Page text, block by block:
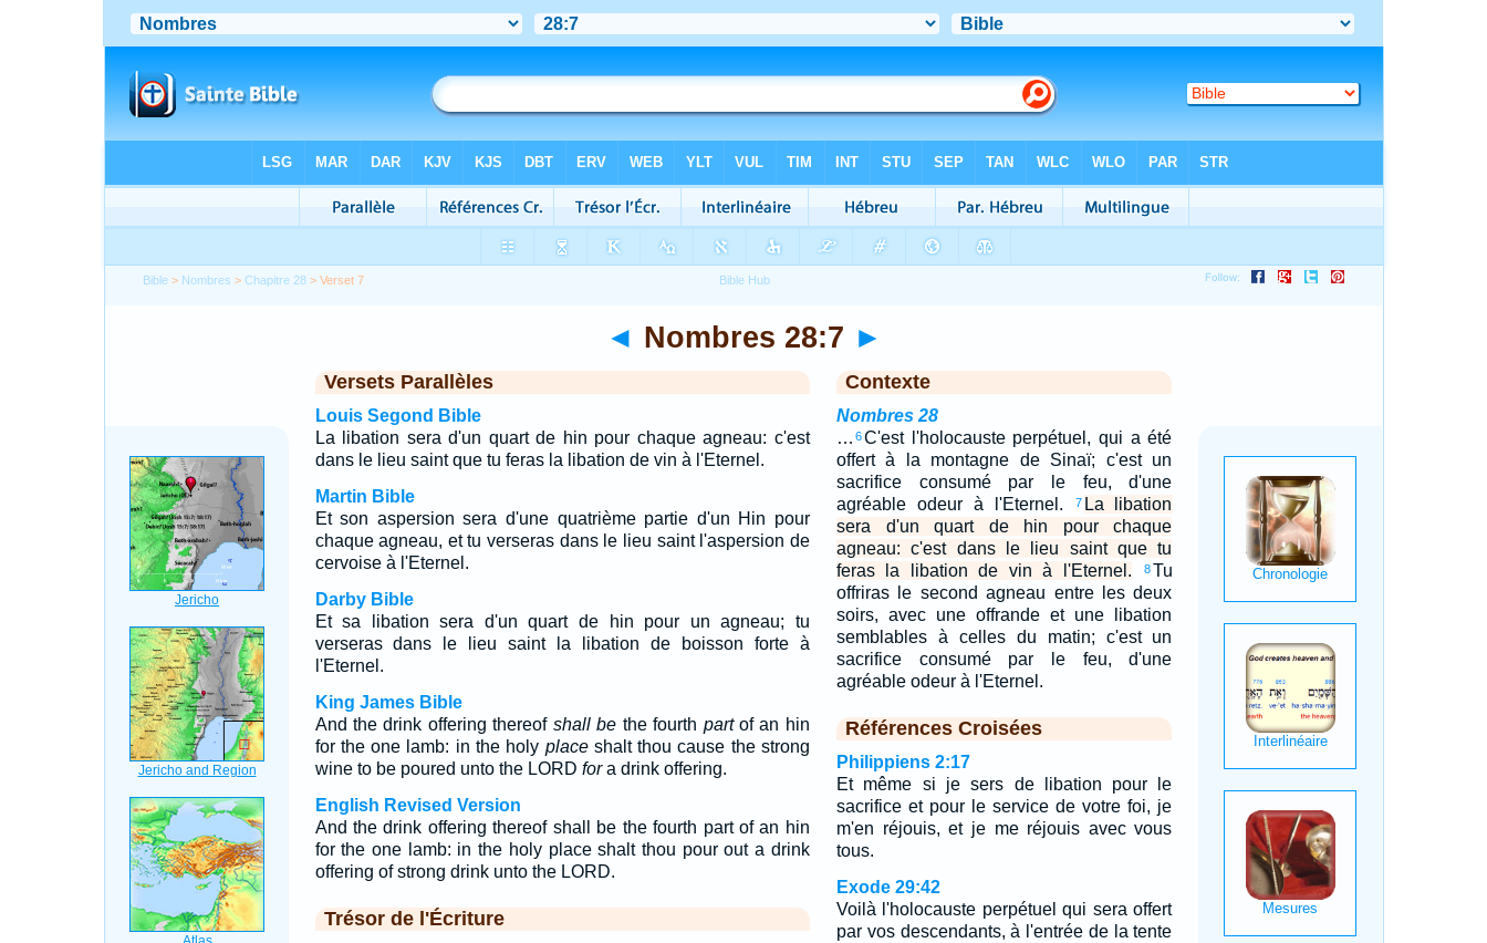
Bible > Nombres >Chapitre 28 > Verset 7
◄ Nombres 28:7 ►
Versets Parallèles
Louis Segond Bible
La libation sera d'un quart de hin pour chaque agneau: c'est
dans le lieu saint que tu feras la libation de vin à l'Eternel.
Martin Bible
Et son aspersion sera d'une quatrième partie d'un Hin pour
chaque agneau, et tu verseras dans le lieu saint l'aspersion de
cervoise à l'Eternel.
Darby Bible
Et sa libation sera d'un quart de hin pour un agneau; tu
verseras dans le lieu saint la libation de boisson forte à
l'Eternel.
King James Bible
And the drink offering thereof shall be the fourth partof an hin
for the one lamb: in the holy placeshalt thou cause the strong
wine to be poured unto the LORD fora drink offering.
English Revised Version
And the drink offering thereof shall be the fourth part of an hin
for the one lamb: in the holy place shalt thou pour out a drink
offering of strong drink unto the LORD.
Trésor de l'Écriture
Contexte
Nombres 28
… 6C'est l'holocauste perpétuel, qui a été
offert à la montagne de Sinaï; c'est un
sacrifice consumé par le feu, d'une
agréable odeur à l'Eternel.
7 La libation
sera d'un quart de hin pour chaque
agneau: c'est dans le lieu saint que tu
feras la libation de vin à l'Eternel.
8 Tu
offriras le second agneau entre les deux
soirs, avec une offrande et une libation
semblables à celles du matin; c'est un
sacrifice consumé par le feu, d'une
agréable odeur à l'Eternel.
Références Croisées
Philippiens 2:17
Et même si je sers de libation pour le
sacrifice et pour le service de votre foi, je
m'en réjouis, et je me réjouis avec vous
tous.
Exode 29:42
Voilà l'holocauste perpétuel qui sera offert
par vos descendants, à l'entrée de la tente